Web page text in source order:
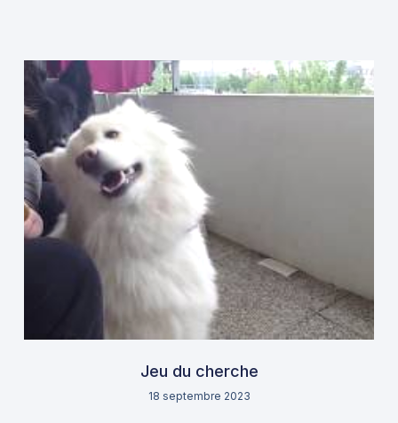
Jeu du cherche
18 septembre 2023